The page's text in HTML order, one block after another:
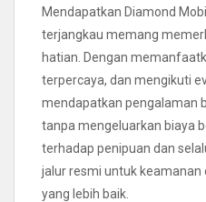
Mendapatkan Diamond
terjangkau memang
hatian. Dengan
terpercaya, dan mengikuti
mendapatkan pengalaman
tanpa mengeluarkan biaya
terhadap penipuan dan
jalur resmi untuk keamanan
yang lebih baik.